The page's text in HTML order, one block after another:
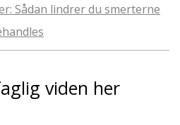
Sådan lindrer du smerterne
viden her